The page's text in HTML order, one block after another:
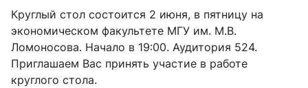
Круглый стол состоится 2 июня, в пятницу на
экономическом факультете МГУ им. М.В.
Ломоносова. Начало в 19:00. Аудитория 524.
Приглашаем Вас принять участие в работе
круглого стола.